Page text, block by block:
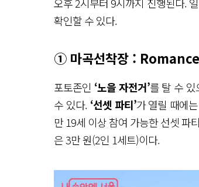
확인할 수 있다.
① 마곡선착장 : Romance
포토존인 ‘노을 자전거’를 탈 수 있
수 있다. ‘선셋 파티’가 열릴 때에
만 19세 이상 참여 가능한 선셋 파
은 3만 원(2인 1세트)이다.